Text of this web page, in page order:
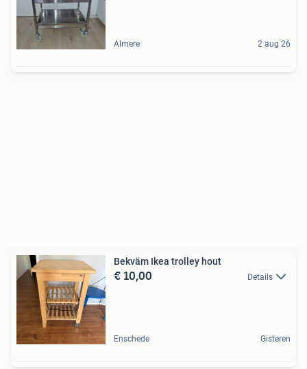
Almere 2 aug 26
Bekväm Ikea trolley hout
€ 10,00 Details
Enschede Gisteren